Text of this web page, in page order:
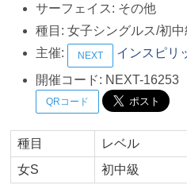
サーフェイス: その他
種目: 女子シングルス/初中
主催:
NEXT
インスピリ
開催コード: NEXT-16253
QRコード
種目 レベル
女S
初中級